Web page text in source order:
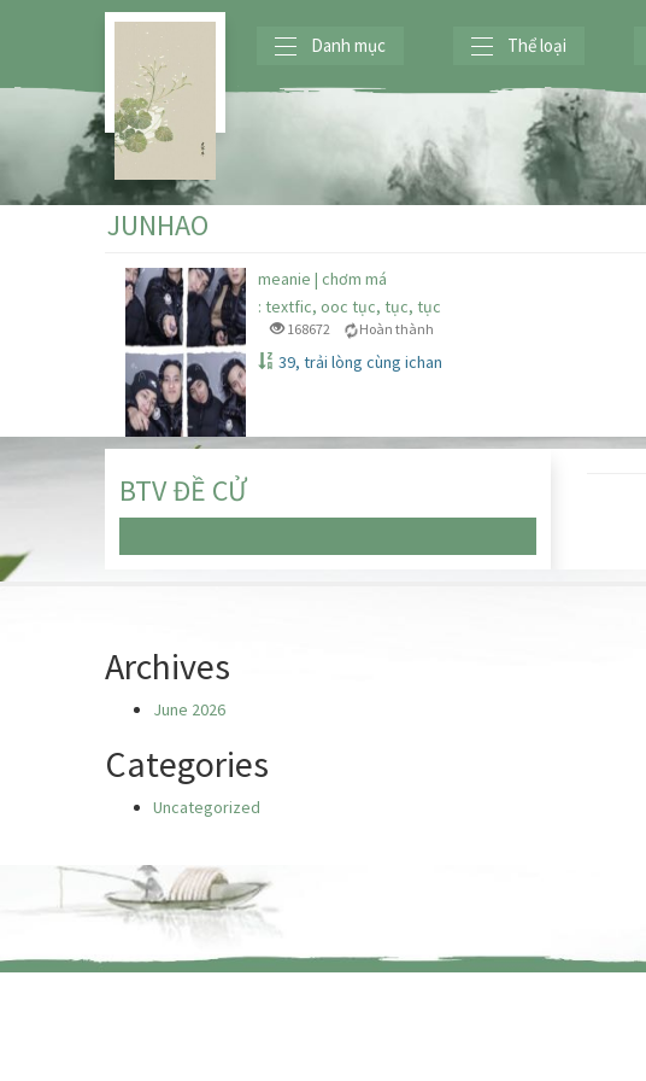
Danh mục Thể loại
JUNHAO
meanie | chơm má
: textfic, ooc tục, tục, tục
168672 Hoàn thành
39, trải lòng cùng ichan
BTV ĐỀ CỬ
Archives
June 2026
Categories
Uncategorized